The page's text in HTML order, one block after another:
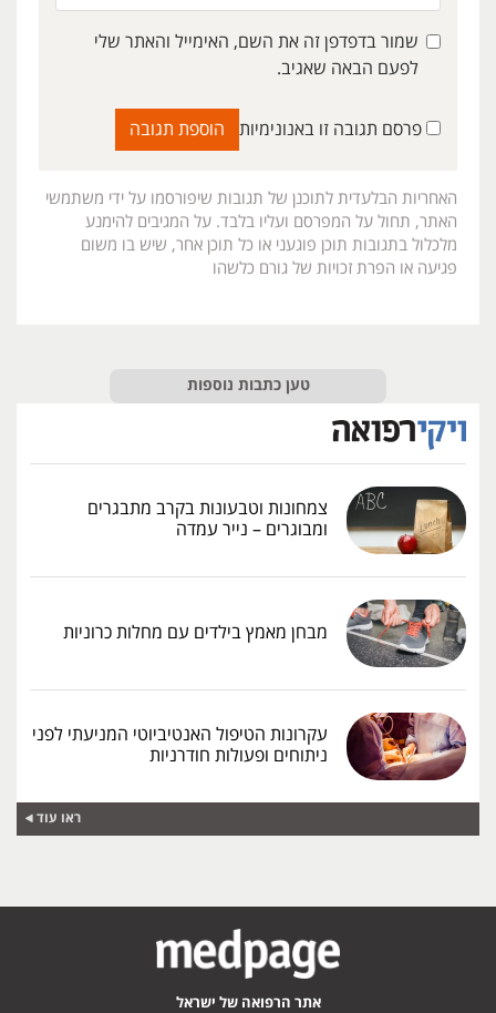
שמור בדפדפן זה את השם, האימייל והאתר שלי
לפעם הבאה שאגיב.
פרסם תגובה זו באנונימיות
האחריות הבלעדית לתוכנן של תגובות שיפורסמו על ידי משתמשי
האתר, תחול על המפרסם ועליו בלבד. על המגיבים להימנע
מלכלול בתגובות תוכן פוגעני או כל תוכן אחר, שיש בו משום
פגיעה או הפרת זכויות של גורם כלשהו
טען כתבות נוספות
צמחונות וטבעונות בקרב מתבגרים
ומבוגרים – נייר עמדה
מבחן מאמץ בילדים עם מחלות כרוניות
עקרונות הטיפול האנטיביוטי המניעתי לפני
ניתוחים ופעולות חודרניות
ראו עוד
אתר הרפואה של ישראל